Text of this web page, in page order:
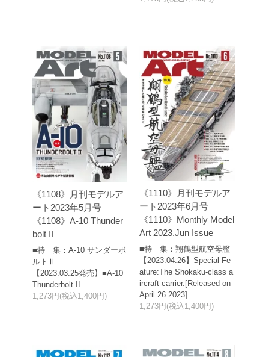
《1108》月刊モデルア
ート2023年5月号
《1108》A-10 Thunder
bolt II
■特 集：A-10 サンダーボ
ルトⅡ
【2023.03.25発売】■A-10
Thunderbolt II
1,273円(税込1,400円)
《1110》月刊モデルア
ート2023年6月号
《1110》Monthly Model
Art 2023.Jun Issue
■特 集：翔鶴型航空母艦
【2023.04.26】Special Fe
ature:The Shokaku-class a
ircraft carrier.[Released on
April 26 2023]
1,273円(税込1,400円)